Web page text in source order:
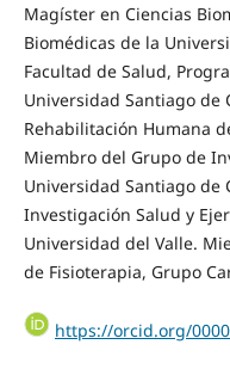
Magíster en Ciencias
Biomédicas de la
Facultad de Salud,
Universidad Santiago de
Rehabilitación Humana
Miembro del Grupo de
Universidad Santiago de
Investigación Salud y
Universidad del Valle.
de Fisioterapia, Grupo
https://orcid.org/